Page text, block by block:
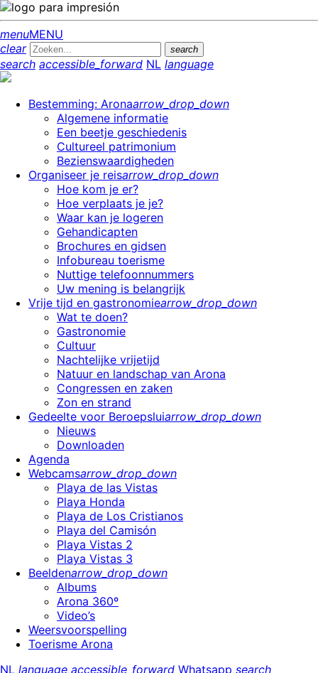
menuMENU
clear
search
search accessible_forward NL language
Bestemming: Aronaarrow_drop_down
Algemene informatie
Een beetje geschiedenis
Cultureel patrimonium
Bezienswaardigheden
Organiseer je reisarrow_drop_down
Hoe kom je er?
Hoe verplaats je je?
Waar kan je logeren
Gehandicapten
Brochures en gidsen
Infobureau toerisme
Nuttige telefoonnummers
Uw mening is belangrijk
Vrije tijd en gastronomiearrow_drop_down
Wat te doen?
Gastronomie
Cultuur
Nachtelijke vrijetijd
Natuur en landschap van Arona
Congressen en zaken
Zon en strand
Gedeelte voor Beroepsluiarrow_drop_down
Nieuws
Downloaden
Agenda
Webcamsarrow_drop_down
Playa de las Vistas
Playa Honda
Playa de Los Cristianos
Playa del Camisón
Playa Vistas 2
Playa Vistas 3
Beeldenarrow_drop_down
Albums
Arona 360º
Video’s
Weersvoorspelling
Toerisme Arona
NL language accessible_forward Whatsapp search